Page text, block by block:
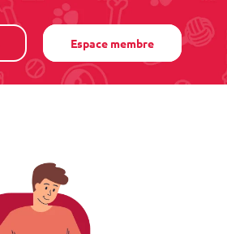
Espace membre